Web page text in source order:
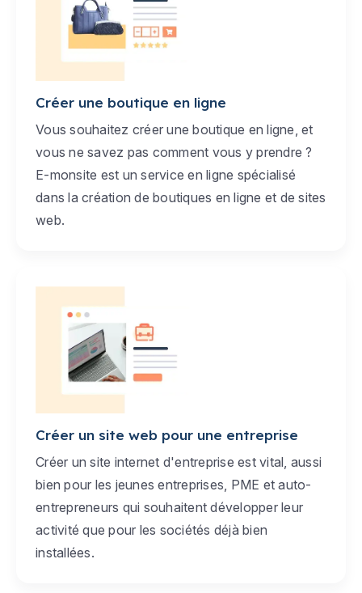
Créer une boutique en ligne
Vous souhaitez créer une boutique en ligne, et
vous ne savez pas comment vous y prendre ?
E-monsite est un service en ligne spécialisé
dans la création de boutiques en ligne et de sites
web.
Créer un site web pour une entreprise
Créer un site internet d'entreprise est vital, aussi
bien pour les jeunes entreprises, PME et auto-
entrepreneurs qui souhaitent développer leur
activité que pour les sociétés déjà bien
installées.